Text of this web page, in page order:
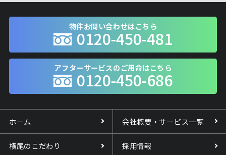
物件お問い合わせはこちら
0120-450-481
アフターサービスのご用命はこちら
0120-450-686
ホーム 会社概要・サービス一覧
横尾のこだわり 採用情報